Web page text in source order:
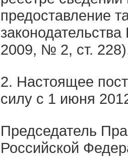
предоставление
2009, № 2, ст.
2. Настоящее
силу с 1 июня
Председатель
Российской